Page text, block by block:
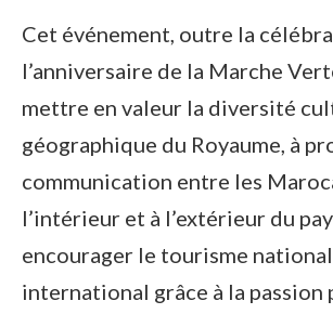
Cet événement, outre la
l’anniversaire de la Marche
mettre en valeur la diversité
géographique du Royaume, à
communication entre les
l’intérieur et à l’extérieur du
encourager le tourisme
international grâce à la passion